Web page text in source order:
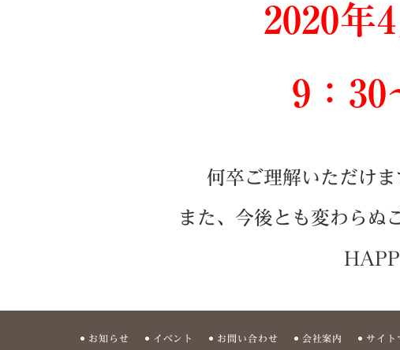
2020年
9：30
何卒ご理解いただけま
また、今後とも変わらぬ
お知らせ イベント お問い合わせ 会社案内 サイト